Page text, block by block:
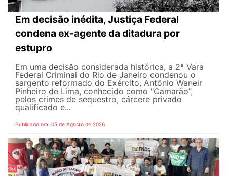
Em decisão inédita, Justiça Federal
condena ex-agente da ditadura por
estupro
Em uma decisão considerada histórica, a 2ª Vara
Federal Criminal do Rio de Janeiro condenou o
sargento reformado do Exército, Antônio Waneir
Pinheiro de Lima, conhecido como "Camarão”,
pelos crimes de sequestro, cárcere privado
qualificado e...
Publicado em: 05 de Agosto de 2026